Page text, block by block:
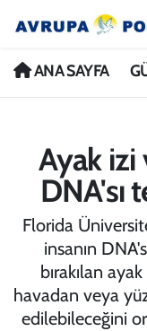
ANA SAYFA
Ayak izi
DNA'sı
Florida
insanın
bırakılan
havadan veya
edilebileceğini
ANA SAYFA
ALMANYA
AVRUPA
TÜRKİYE
DÜNYA
Nöbetçi
İstanbul
Trafik Durumu
Avrupa Ligi
Tüm Manşetler